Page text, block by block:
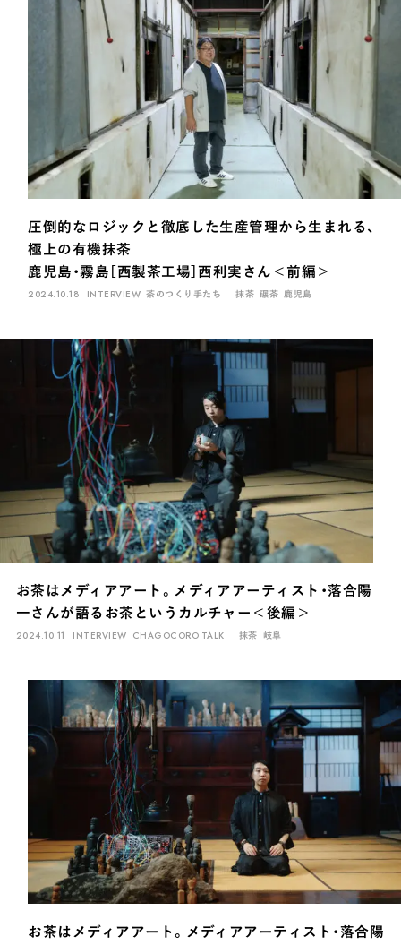
INTERVIEW
Ocha SURU? Lab.
PAUSE & INSPIRE
ファーストプレイスで、お茶を
圧倒的なロジックと徹底した生産管理から生まれる、
極上の有機抹茶
鹿児島・霧島［西製茶工場］西利実さん＜前編＞
2024.10.18 INTERVIEW 茶のつくり手たち 抹茶 碾茶 鹿児島
お茶はメディアアート。メディアアーティスト・落合陽
一さんが語るお茶というカルチャー＜後編＞
2024.10.11 INTERVIEW CHAGOCORO TALK 抹茶 岐阜
お茶はメディアアート。メディアアーティスト・落合陽